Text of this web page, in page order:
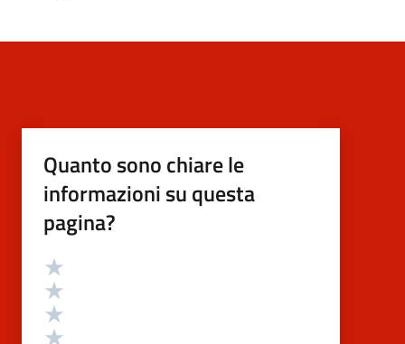
Quanto sono chiare le
informazioni su questa
pagina?
Valutazione